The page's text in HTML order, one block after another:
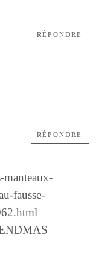
RÉPONDRE
fausse-
RÉPONDRE